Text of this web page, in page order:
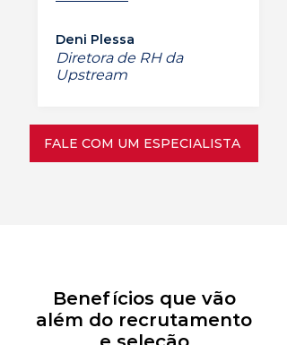
Deni Plessa
Diretora de RH da
Upstream
FALE COM UM ESPECIALISTA
Benefícios que vão
além do recrutamento